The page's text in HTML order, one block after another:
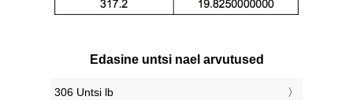
Edasine untsi nael arvutused
306 Untsi lb